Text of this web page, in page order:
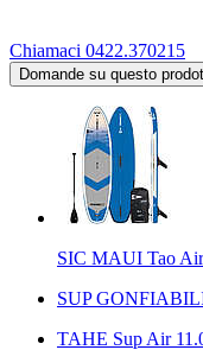
Chiamaci 0422.370215
Domande su questo
SIC MAUI Tao
SUP
TAHE Sup Air